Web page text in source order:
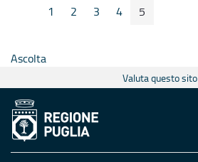
Pagina Precedente
Pagina
1 Pagina
2 Pagina
3 Pagina
4 Pagina
5
Ascolta
Valuta questo sito